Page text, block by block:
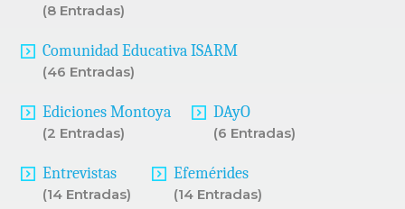
(8 Entradas)
Comunidad Educativa ISARM
(46 Entradas)
Ediciones Montoya
(2 Entradas)
DAyO
(6 Entradas)
Entrevistas
(14 Entradas)
Efemérides
(14 Entradas)